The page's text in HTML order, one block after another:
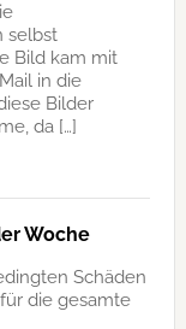
selbst
Bild kam mit
in die
Bilder
da […]
Woche
Schäden
die gesamte